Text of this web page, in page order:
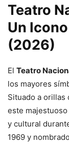
Teatro
Un
(2026)
El Teatro
los mayores
Situado a orillas
este
y cultural
1969 y